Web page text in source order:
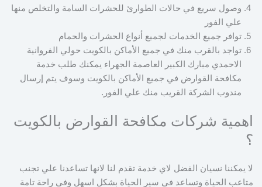
وصول سريع في حالات الطوارئ للحشرات السامة والتخلص منها
علي الفور
توافر جميع الخدمات لجميع أنواع الحشرات والحمام
تواجد بالقرب منك في جميع الأماكن بالكويت حولي الفروانية
الاحمدي مبارك الكبير العاصمة الجهراء يمكنك طلب خدمة
مكافحة القوارض في جميع الأماكن بالكويت وسوف يتم إرسال
مندوب الشركة القريب منك علي الفور.
اهمية شركات مكافحة القوارض بالكويت
؟
لا يمكننا نسيان الفضل لاي خدمة تقدم لنا لانها تساعدنا علي تجنب
متاعب الحياة وتساعد في سير الحياة بشكل اسهل وفي راحة تامة